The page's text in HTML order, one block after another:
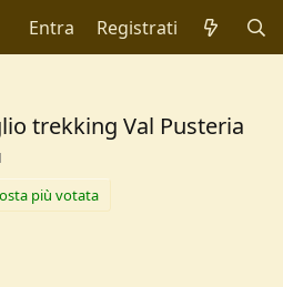
Entra Registrati
trekking Val Pusteria
più votata